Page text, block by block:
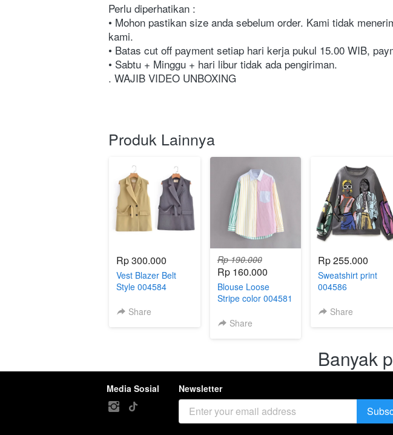
Perlu diperhatikan :⁣⁣⁣⁣⁣⁣⁣⁣⁣⁣⁣⁣⁣⁣⁣⁣⁣⁣⁣⁣⁣⁣⁣⁣⁣⁣⁣⁣⁣⁣⁣⁣⁣⁣⁣⁣⁣⁣⁣
• Mohon pastikan size anda sebelum order. Kami tidak
kami.⁣⁣⁣⁣⁣⁣⁣⁣⁣⁣⁣⁣⁣⁣⁣⁣⁣⁣⁣⁣⁣⁣⁣⁣⁣⁣⁣⁣⁣⁣⁣⁣⁣⁣⁣⁣⁣⁣⁣
• Batas cut off payment setiap hari kerja pukul 15.00 WIB,
• Sabtu + Minggu + hari libur tidak ada pengiriman. ⁣⁣⁣⁣⁣⁣⁣⁣⁣⁣⁣⁣⁣⁣⁣⁣⁣⁣⁣⁣⁣⁣⁣⁣⁣⁣⁣⁣⁣⁣⁣⁣⁣⁣⁣⁣⁣⁣
. WAJIB VIDEO UNBOXING
Produk Lainnya
Rp 300.000
Vest Blazer Belt
Style 004584
Share
Rp 190.000
Rp 160.000
Blouse Loose
Stripe color 004581
Share
Rp 255.000
Sweatshirt print
004586
Share
Banyak
Media Sosial
Newsletter
`